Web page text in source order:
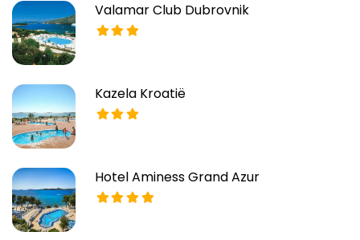
Valamar Club Dubrovnik
Kazela Kroatië
Hotel Aminess Grand Azur